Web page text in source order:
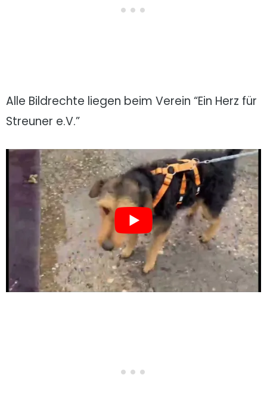
Alle Bildrechte liegen beim Verein “Ein Herz für
Streuner e.V.”